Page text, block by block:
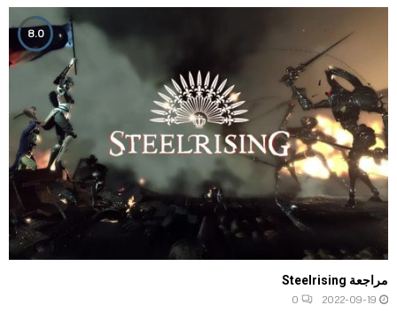
مراجعة Steelrising
2022-09-19
0
8.0